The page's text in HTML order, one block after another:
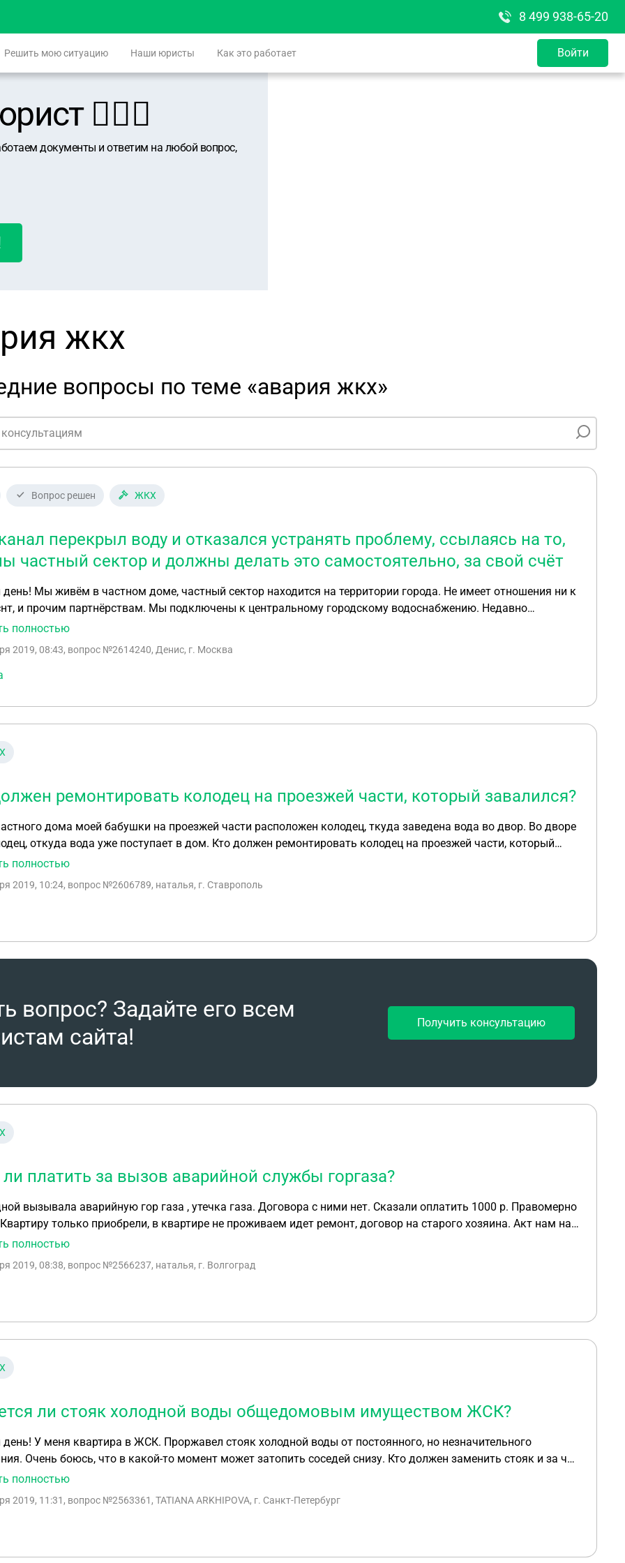
8 499 938-65-20
Решить мою ситуацию Наши юристы Как это работает Войти
👨🏻‍⚖️
документы и ответим на любой вопрос,
жкх
вопросы по теме «авария жкх»
Вопрос решен ЖКХ
перекрыл воду и отказался устранять проблему, ссылаясь на то,
частный сектор и должны делать это самостоятельно, за свой счёт
Мы живём в частном доме, частный сектор находится на территории города. Не имеет отношения ни к
и прочим партнёрствам. Мы подключены к центральному городскому водоснабжению. Недавно
прорыв трубы и вся улица осталась без воды. Водоканал перекрыл воду и отказался устранять
водопровода с большой долей вероятности, послужила установка бетонной платформы для мусорных
установили прямо на трубу. И через короткое время после этого, она порвалась. Администрация
коммуникации на улице. И предлагает устранить проблему их силами, но за наш счёт. Насколько это
Есть ли у нас перспективы истребовать с администрации,или водоканала денежные средства
полностью
2019, 08:43, вопрос №2614240, Денис, г. Москва
ремонтировать колодец на проезжей части, который завалился?
дома моей бабушки на проезжей части расположен колодец, ткуда заведена вода во двор. Во дворе
откуда вода уже поступает в дом. Кто должен ремонтировать колодец на проезжей части, который
полностью
2019, 10:24, вопрос №2606789, наталья, г. Ставрополь
вопрос? Задайте его всем
сайта!
Получить консультацию
платить за вызов аварийной службы горгаза?
вызывала аварийную гор газа , утечка газа. Договора с ними нет. Сказали оплатить 1000 р. Правомерно
только приобрели, в квартире не проживаем идет ремонт, договор на старого хозяина. Акт нам на
полностью
2019, 08:38, вопрос №2566237, наталья, г. Волгоград
ли стояк холодной воды общедомовым имуществом ЖСК?
У меня квартира в ЖСК. Проржавел стояк холодной воды от постоянного, но незначительного
Очень боюсь, что в какой-то момент может затопить соседей снизу. Кто должен заменить стояк и за чей
счет? Спасибо! С уважением, Татьяна.
полностью
2019, 11:31 , вопрос №2563361, TATIANA ARKHIPOVA, г. Санкт-Петербург